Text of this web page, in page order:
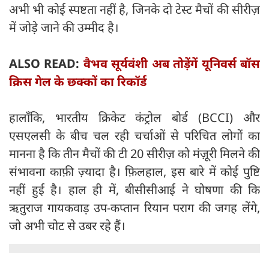
अभी भी कोई स्पष्टता नहीं है, जिनके दो टेस्ट मैचों की सीरीज़
में जोड़े जाने की उम्मीद है।
ALSO READ: वैभव सूर्यवंशी अब तोड़ेंगें यूनिवर्स बॉस
क्रिस गेल के छक्कों का रिकॉर्ड
हालाँकि, भारतीय क्रिकेट कंट्रोल बोर्ड (BCCI) और
एसएलसी के बीच चल रही चर्चाओं से परिचित लोगों का
मानना है कि तीन मैचों की टी 20 सीरीज़ को मंज़ूरी मिलने की
संभावना काफ़ी ज़्यादा है। फ़िलहाल, इस बारे में कोई पुष्टि
नहीं हुई है। हाल ही में, बीसीसीआई ने घोषणा की कि
ऋतुराज गायकवाड़ उप-कप्तान रियान पराग की जगह लेंगे,
जो अभी चोट से उबर रहे हैं।